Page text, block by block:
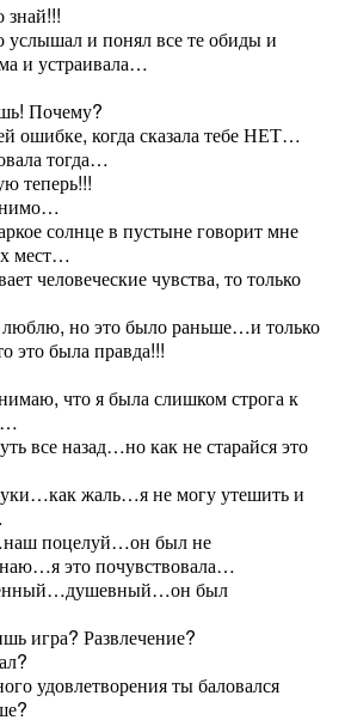
услышал и понял все те обиды и
и устраивала…
Почему?
ошибке, когда сказала тебе НЕТ…
тогда…
теперь!!!
солнце в пустыне говорит мне
мест…
человеческие чувства, то только
люблю, но это было раньше…и только
это была правда!!!
что я была слишком строга к
все назад…но как не старайся это
жаль…я не могу утешить и
поцелуй…он был не
это почувствовала…
был
игра? Развлечение?
удовлетворения ты баловался